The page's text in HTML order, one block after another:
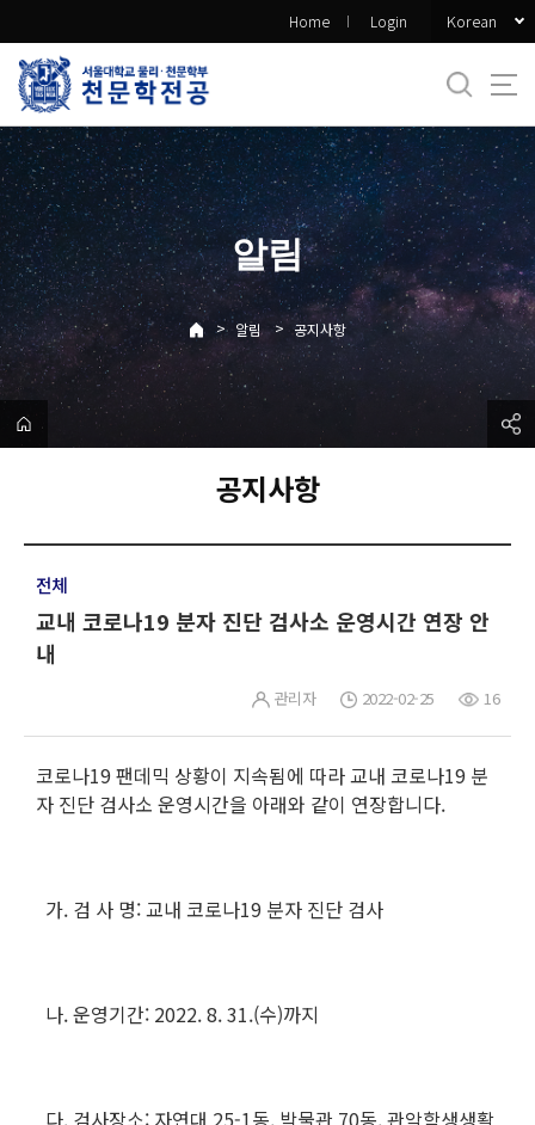
로
메
뉴
Home Login Korean
알림
> 알림 > 공지사항
공지사항
전체
교내 코로나19 분자 진단 검사소 운영시간 연장 안
내
관리자 2022-02-25 16
코로나19 팬데믹 상황이 지속됨에 따라 교내 코로나19 분
자 진단 검사소 운영시간을 아래와 같이 연장합니다.
가. 검 사 명: 교내 코로나19 분자 진단 검사
나. 운영기간: 2022. 8. 31.(수)까지